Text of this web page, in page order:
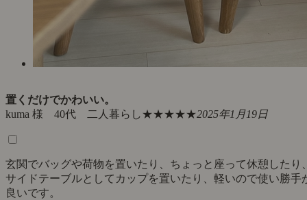
置くだけでかわいい。
kuma 様 40代 二人暮らし★★★★★2025年1月19日
玄関でバッグや荷物を置いたり、ちょっと座って休憩したり
サイドテーブルとしてカップを置いたり、軽いので使い勝手
良いです。